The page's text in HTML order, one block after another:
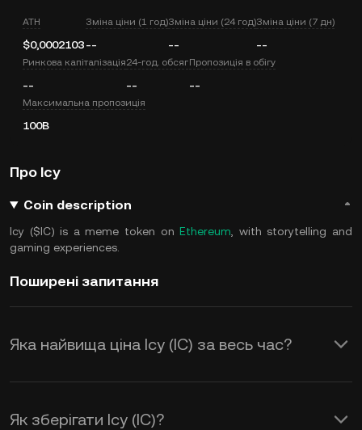
ATH
$0,0002103
Зміна ціни (1 год)
--
Зміна ціни (24 год)
--
Зміна ціни (7 дн)
--
Ринкова капіталізація
--
24-год. обсяг
--
Пропозиція в обігу
--
Максимальна пропозиція
100B
Про Icy
Coin description
Icy ($IC) is a meme token onEthereum , with storytelling and
gaming experiences.
Поширені запитання
Яка найвища ціна Icy (IC) за весь час?
Як зберігати Icy (IC)?